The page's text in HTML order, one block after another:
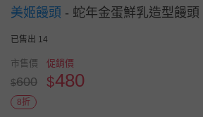
美姬饅頭 - 蛇年金蛋鮮乳造型饅頭
已售出 14
市售價
$600
促銷價
$480
8折